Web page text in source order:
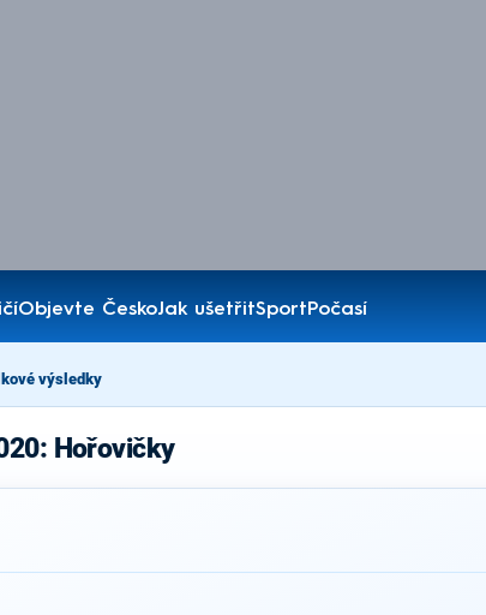
Objevte ČeskoJak ušetřitSportPočasí
výsledky
Hořovičky